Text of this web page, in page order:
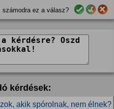
számodra ez a válasz?
kérdések:
akik spórolnak, nem élnek?